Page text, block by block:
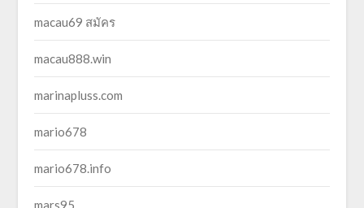
macau69 สมัคร
macau888.win
marinapluss.com
mario678
mario678.info
mars95